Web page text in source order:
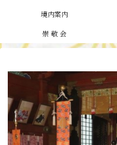
境内案内
崇 敬 会